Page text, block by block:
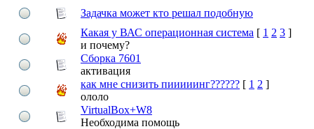
Задачка может кто решал подобную
Какая у ВАС операционная система [ 1 2 3 ]
и почему?
Сборка 7601
активация
как мне снизить пииииинг?????? [ 1 2 ]
ололо
VirtualBox+W8
Необходима помощь